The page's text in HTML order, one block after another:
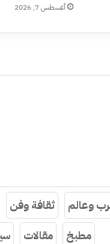
أغسطس 7, 2026
وعالم ثقافة وفن
مطبخ
مقالات